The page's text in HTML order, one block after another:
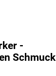
-
Schmuck